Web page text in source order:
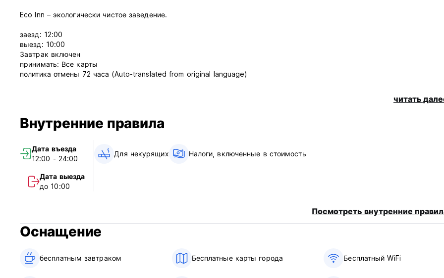
Eco Inn – экологически чистое заведение.
заезд: 12:00
выезд: 10:00
Завтрак включен
принимать: Все карты
политика отмены 72 часа (Auto-translated from original language)
читать
Внутренние правила
Дата въезда
12:00 - 24:00
Дата выезда
до 10:00
Для некурящих Налоги, включенные в стоимость
Посмотреть внутренние
Оснащение
бесплатным завтраком‎ Бесплатные карты города Бесплатный WiFi